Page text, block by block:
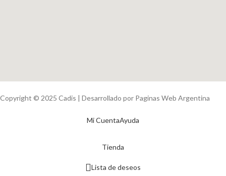
Copyright © 2025 Cadis | Desarrollado por Paginas Web Argentina
Mi CuentaAyuda
Tienda
Lista de deseos